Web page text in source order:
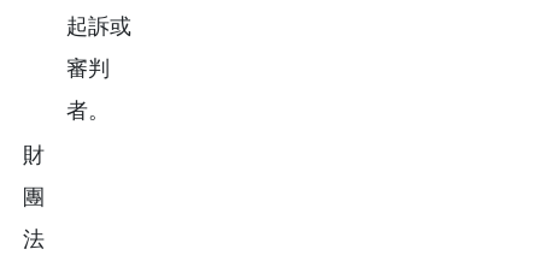
起訴或
審判
者。
財
團
法